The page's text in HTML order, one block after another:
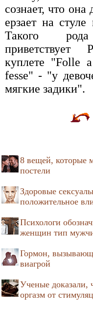
сознает, что она
ерзает на
Такого рода
куплете "Folle
fesse" - "у
мягкие задики".
8 вещей, которые
постели
Здоровые
положительное
Психологи
женщин тип
Гормон,
виагрой
Ученые доказали,
оргазм от